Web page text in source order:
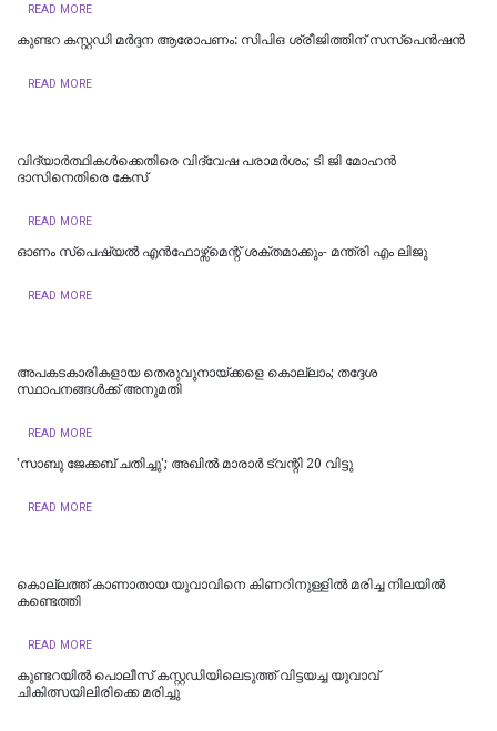
READ MORE
കുണ്ടറ കസ്റ്റഡി മര്‍ദ്ദന ആരോപണം: സിപിഒ ശ്രീജിത്തിന് സസ്‌പെന്‍ഷന്‍
READ MORE
വിദ്യാര്‍ത്ഥികള്‍ക്കെതിരെ വിദ്വേഷ പരാമര്‍ശം; ടി ജി മോഹന്‍
ദാസിനെതിരെ കേസ്
READ MORE
ഓണം സ്‌പെഷ്യൽ എൻഫോഴ്സ്മെന്റ് ശക്തമാക്കും- മന്ത്രി എം ലിജു
READ MORE
അപകടകാരികളായ തെരുവുനായ്ക്കളെ കൊല്ലാം; തദ്ദേശ
സ്ഥാപനങ്ങൾക്ക് അനുമതി
READ MORE
'സാബു ജേക്കബ് ചതിച്ചു'; അഖിൽ മാരാർ ട്വന്റി 20 വിട്ടു
READ MORE
കൊല്ലത്ത് കാണാതായ യുവാവിനെ കിണറിനുള്ളിൽ മരിച്ച നിലയിൽ
കണ്ടെത്തി
READ MORE
കുണ്ടറയിൽ പൊലീസ് കസ്റ്റഡിയിലെടുത്ത് വിട്ടയച്ച യുവാവ്
ചികിത്സയിലിരിക്കെ മരിച്ചു